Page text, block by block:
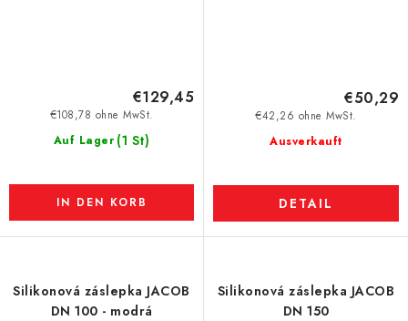
Auf Lager (1 St)
€108,78 ohne MwSt.
€129,45
IN DEN KORB
Ausverkauft
€42,26 ohne MwSt.
€50,29
DETAIL
Silikonová záslepka JACOB
DN 100 - modrá
Silikonová záslepka JACOB
DN 150